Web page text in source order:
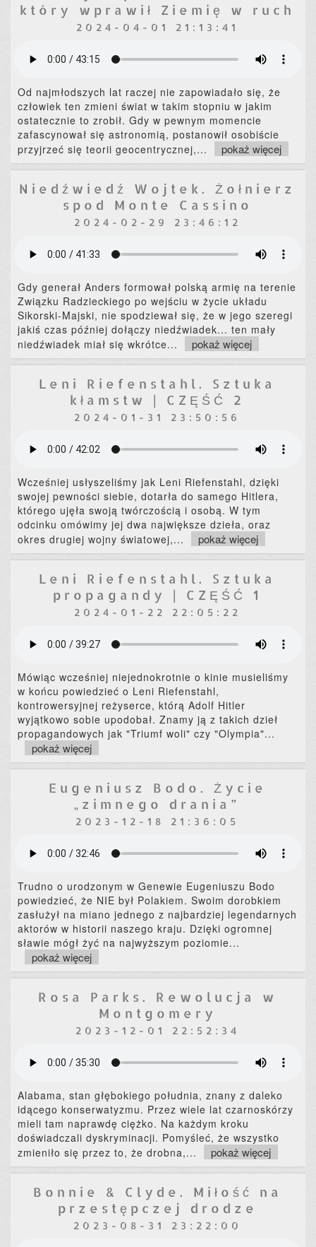
który wprawił Ziemię w ruch
2024-04-01 21:13:41
Od najmłodszych lat raczej nie zapowiadało się, że
człowiek ten zmieni świat w takim stopniu w jakim
ostatecznie to zrobił. Gdy w pewnym momencie
zafascynował się astronomią, postanowił osobiście
przyjrzeć się teorii geocentrycznej,... pokaż więcej
Niedźwiedź Wojtek. Żołnierz
spod Monte Cassino
2024-02-29 23:46:12
Gdy generał Anders formował polską armię na terenie
Związku Radzieckiego po wejściu w życie układu
Sikorski-Majski, nie spodziewał się, że w jego szeregi
jakiś czas później dołączy niedźwiadek... ten mały
niedźwiadek miał się wkrótce... pokaż więcej
Leni Riefenstahl. Sztuka
kłamstw | CZĘŚĆ 2
2024-01-31 23:50:56
Wcześniej usłyszeliśmy jak Leni Riefenstahl, dzięki
swojej pewności siebie, dotarła do samego Hitlera,
którego ujęła swoją twórczością i osobą. W tym
odcinku omówimy jej dwa największe dzieła, oraz
okres drugiej wojny światowej,... pokaż więcej
Leni Riefenstahl. Sztuka
propagandy | CZĘŚĆ 1
2024-01-22 22:05:22
Mówiąc wcześniej niejednokrotnie o kinie musieliśmy
w końcu powiedzieć o Leni Riefenstahl,
kontrowersyjnej reżyserce, którą Adolf Hitler
wyjątkowo sobie upodobał. Znamy ją z takich dzieł
propagandowych jak "Triumf woli" czy "Olympia"...
pokaż więcej
Eugeniusz Bodo. Życie
„zimnego drania”
2023-12-18 21:36:05
Trudno o urodzonym w Genewie Eugeniuszu Bodo
powiedzieć, że NIE był Polakiem. Swoim dorobkiem
zasłużył na miano jednego z najbardziej legendarnych
aktorów w historii naszego kraju. Dzięki ogromnej
sławie mógł żyć na najwyższym poziomie...
pokaż więcej
Rosa Parks. Rewolucja w
Montgomery
2023-12-01 22:52:34
Alabama, stan głębokiego południa, znany z daleko
idącego konserwatyzmu. Przez wiele lat czarnoskórzy
mieli tam naprawdę ciężko. Na każdym kroku
doświadczali dyskryminacji. Pomyśleć, że wszystko
zmieniło się przez to, że drobna,... pokaż więcej
Bonnie & Clyde. Miłość na
przestępczej drodze
2023-08-31 23:22:00